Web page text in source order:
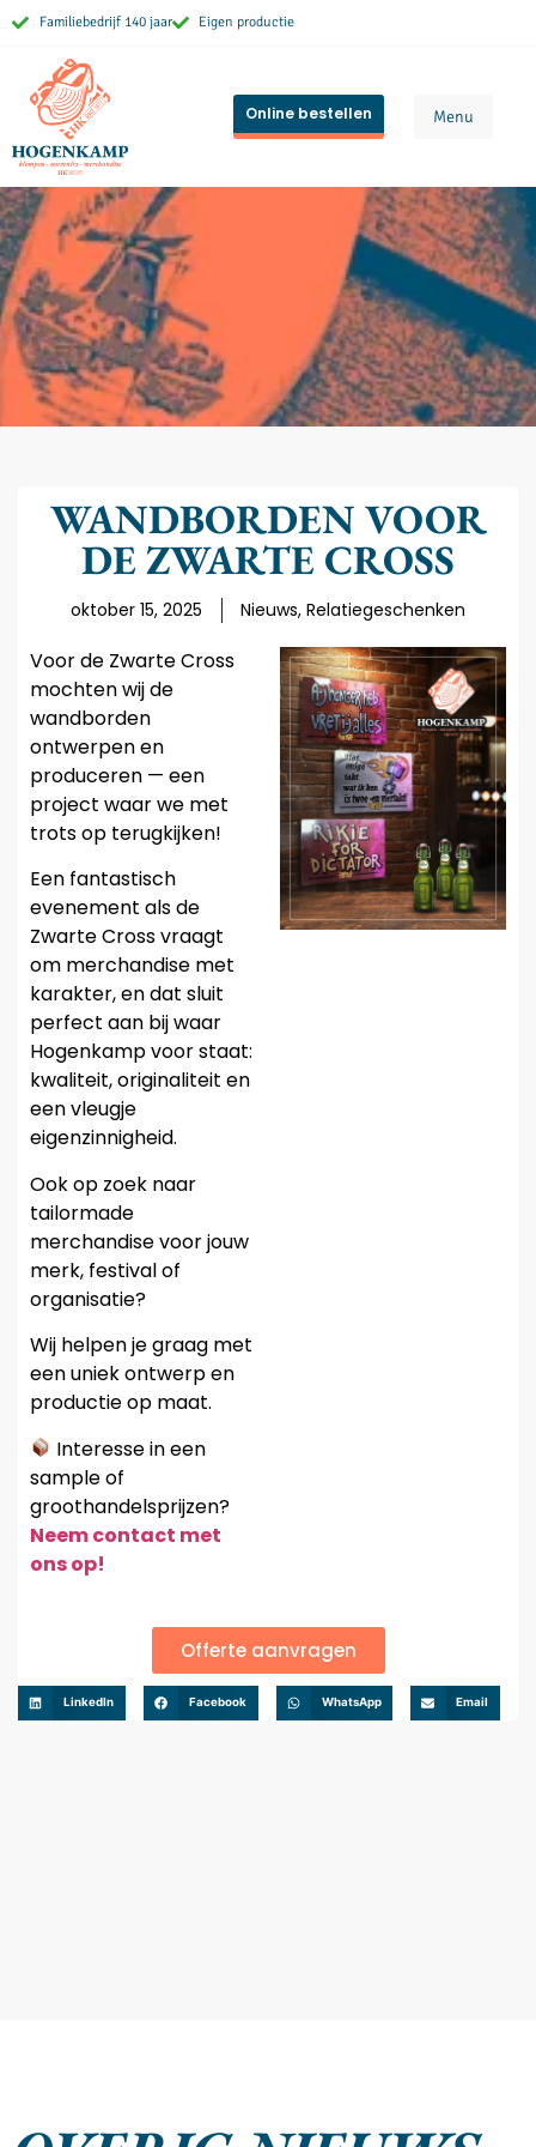
Familiebedrijf 140 jaar Eigen productie
Online bestellen Menu
WANDBORDEN VOOR
DE ZWARTE CROSS
oktober 15, 2025 Nieuws, Relatiegeschenken
Voor de Zwarte Cross
mochten wij de
wandborden
ontwerpen en
produceren — een
project waar we met
trots op terugkijken!
Een fantastisch
evenement als de
Zwarte Cross vraagt
om merchandise met
karakter, en dat sluit
perfect aan bij waar
Hogenkamp voor staat:
kwaliteit, originaliteit en
een vleugje
eigenzinnigheid.
Ook op zoek naar
tailormade
merchandise voor jouw
merk, festival of
organisatie?
Wij helpen je graag met
een uniek ontwerp en
productie op maat.
Interesse in een
sample of
groothandelsprijzen?
Neem contact met
ons op!
Offerte aanvragen
LinkedIn Facebook WhatsApp Email